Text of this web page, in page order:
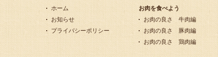
ホーム
お知らせ
プライバシーポリシー
お肉を食べよう
お肉の良さ 牛肉編
お肉の良さ 豚肉編
お肉の良さ 鶏肉編